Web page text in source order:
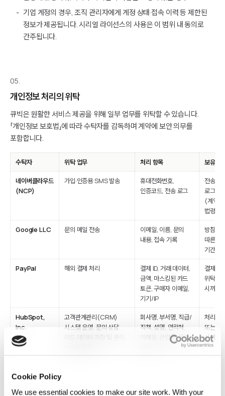
Cookie Policy
We use essential cookies to make our site work. With your
기업 계정의 경우, 조직 관리자에게 계정 상태·접속 이력 등 제한된
정보가 제공됩니다. 시리얼 라이선스의 사용은 이 범위 내 동의로
간주됩니다.
05.
개인정보 처리의 위탁
큐빅은 원활한 서비스 제공을 위해 일부 업무를 위탁할 수 있습니다.
「개인정보 보호법」에 따라 수탁자를 감독하며 계약에 보안 의무를
포함합니다.
수탁자 위탁 업무 처리 항목 보유·이
네이버클라우드
(NCP)
가입·인증용 SMS 발송
휴대전화번호,
인증코드, 전송 로그
전송 완
로그 만
(계약
법령에
Google LLC 문의 메일 전송
이메일, 이름, 문의
내용, 접속 기록
방침 또
따른 전
기간.
PayPal 해외 결제 처리
결제 ID, 거래 데이터,
금액, 마스킹된 카드
토큰, 구매자 이메일,
기기/IP
결제 완
위탁 계
시까지.
HubSpot,
Inc.
고객관계관리(CRM)
시스템 운영, 문의·상담
리드 데이터 저장 및 관리,
회사명, 부서명, 직급/
직책, 성명, 연락처,
이메일, 산업군, 문의
처리 목
또는 동
시까지.